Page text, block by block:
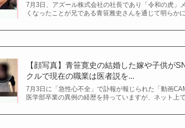
7月3日、アズール株式会社の社長であり「令和の虎」
くなったことが兄である青笹雅史さんを通じて明らか
【顔写真】青笹寛史の結婚した嫁や子供が
クルで現在の職業は医者説を...
7月3日に「急性心不全」で訃報が報じられた「動画
医学部卒業の異例の経歴を持っていますが、ネット上